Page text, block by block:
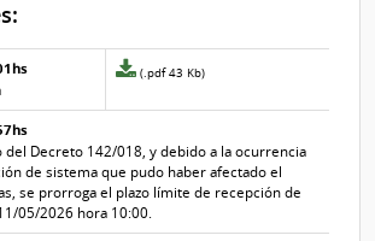
llamado
Archivo
de
aclaración
Nº
1
(.pdf 43 Kb)
del Decreto 142/018, y debido a la ocurrencia
de sistema que pudo haber afectado el
se prorroga el plazo límite de recepción de
05/2026 hora 10:00.